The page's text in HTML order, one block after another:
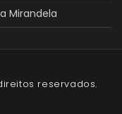
Mirandela
reservados.